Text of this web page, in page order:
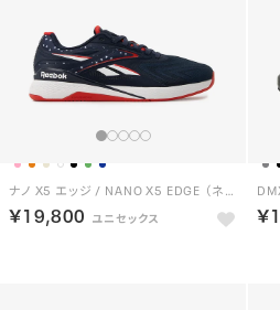
ナノ X5 エッジ / NANO X5 EDGE （ネイビー）
￥19,800 ￥